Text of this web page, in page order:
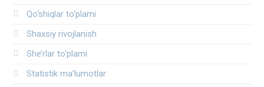
Qo‘shiqlar to‘plami
Shaxsiy rivojlanish
She’rlar to‘plami
Statistik ma’lumotlar